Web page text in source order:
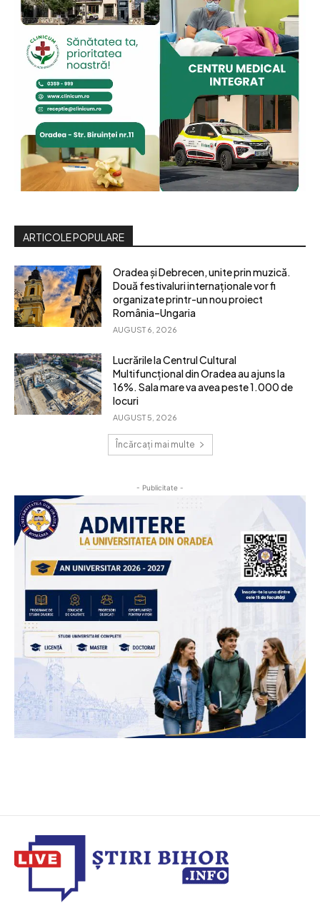
ARTICOLE POPULARE
Oradea și Debrecen, unite prin muzică.
Două festivaluri internaționale vor fi
organizate printr-un nou proiect
România–Ungaria
AUGUST 6, 2026
Lucrările la Centrul Cultural
Multifuncțional din Oradea au ajuns la
16%. Sala mare va avea peste 1.000 de
locuri
AUGUST 5, 2026
Încărcați mai multe
- Publicitate -